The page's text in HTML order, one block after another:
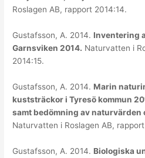
Roslagen AB, rapport 2014:14.
Gustafsson, A. 2014. Inventering
Garnsviken 2014. Naturvatten i
2014:15.
Gustafsson, A. 2014. Marin
kuststräckor i Tyresö kommun
samt bedömning av naturvärden
Naturvatten i Roslagen AB,
Gustafsson, A. 2014. Biologiska